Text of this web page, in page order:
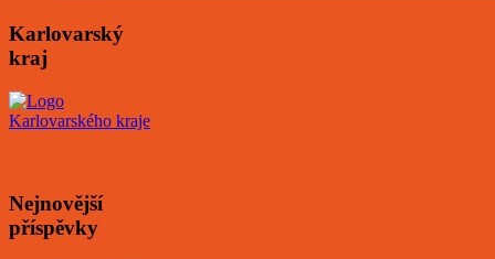
Karlovarský
kraj
Nejnovější
příspěvky